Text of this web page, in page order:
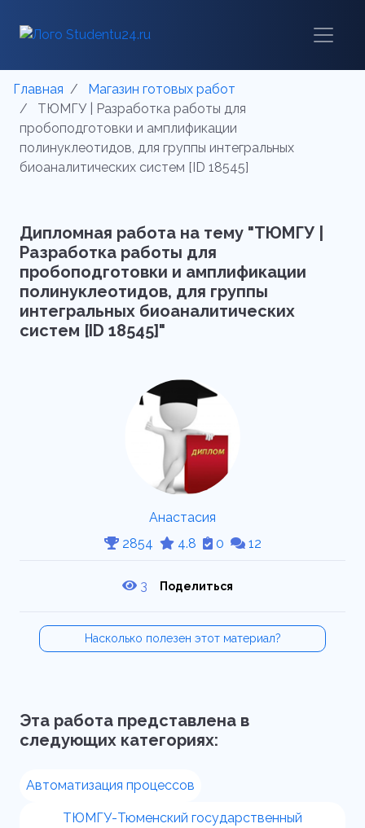
Главная
Магазин готовых работ
ТЮМГУ | Разработка работы для
пробоподготовки и амплификации
полинуклеотидов, для группы интегральных
биоаналитических систем [ID 18545]
Дипломная работа на тему "ТЮМГУ |
Разработка работы для
пробоподготовки и амплификации
полинуклеотидов, для группы
интегральных биоаналитических
систем [ID 18545]"
Анастасия
2854
4.8 0 12
3 Поделиться
Насколько полезен этот материал?
Эта работа представлена в
следующих категориях:
Автоматизация процессов
ТЮМГУ-Тюменский государственный